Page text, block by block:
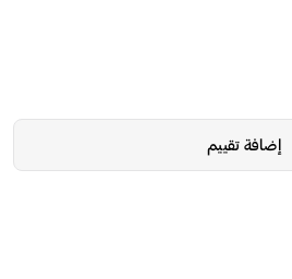
إضافة تقييم